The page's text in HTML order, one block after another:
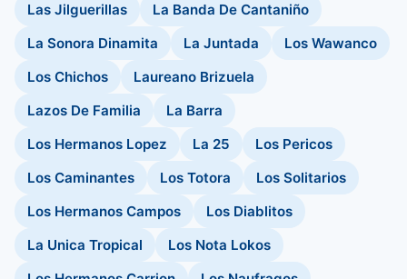
Las Jilguerillas
La Banda De Cantaniño
La Sonora Dinamita
La Juntada
Los Wawanco
Los Chichos
Laureano Brizuela
Lazos De Familia
La Barra
Los Hermanos Lopez
La 25
Los Pericos
Los Caminantes
Los Totora
Los Solitarios
Los Hermanos Campos
Los Diablitos
La Unica Tropical
Los Nota Lokos